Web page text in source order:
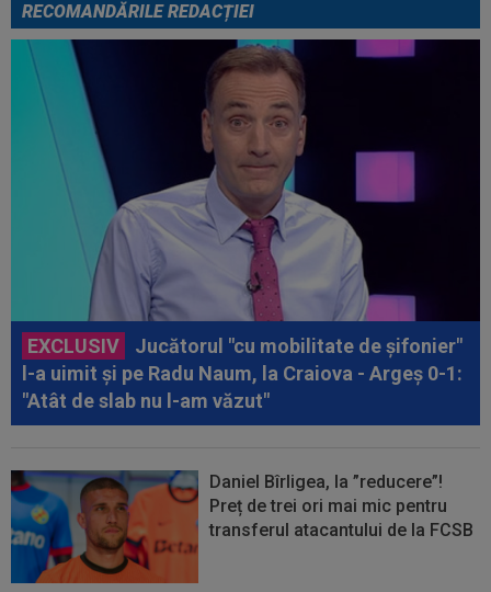
RECOMANDĂRILE REDACȚIEI
EXCLUSIV
Jucătorul "cu mobilitate de șifonier"
l-a uimit și pe Radu Naum, la Craiova - Argeș 0-1:
"Atât de slab nu l-am văzut"
Daniel Bîrligea, la ”reducere”!
Preț de trei ori mai mic pentru
transferul atacantului de la FCSB